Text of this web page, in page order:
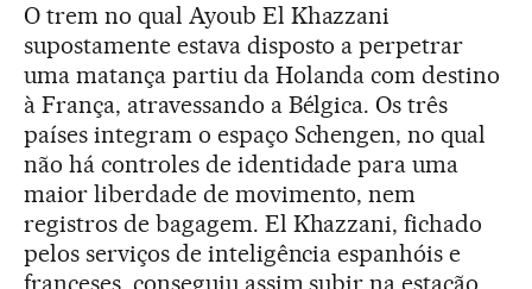
O trem no qual Ayoub El Khazzani
supostamente estava disposto a perpetrar
uma matança partiu da Holanda com destino
à França, atravessando a Bélgica. Os três
países integram o espaço Schengen, no qual
não há controles de identidade para uma
maior liberdade de movimento, nem
registros de bagagem. El Khazzani, fichado
pelos serviços de inteligência espanhóis e